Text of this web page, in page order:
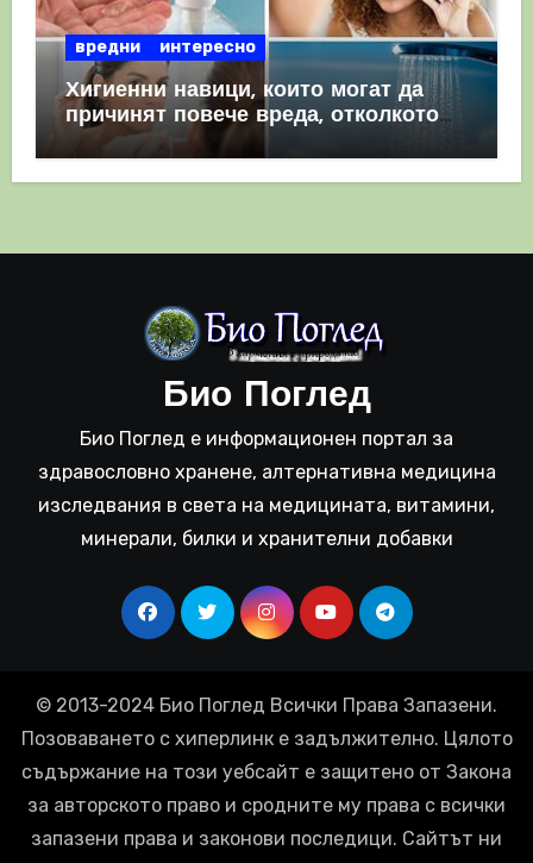
вредни интересно
Хигиенни навици, които могат да
причинят повече вреда, отколкото
полза
Био Поглед
Био Поглед е информационен портал за
здравословно хранене, алтернативна медицина
изследвания в света на медицината, витамини,
минерали, билки и хранителни добавки
© 2013-2024 Био Поглед Всички Права Запазени.
Позоваването с хиперлинк е задължително. Цялото
съдържание на този уебсайт е защитено от Закона
за авторското право и сродните му права с всички
запазени права и законови последици. Сайтът ни